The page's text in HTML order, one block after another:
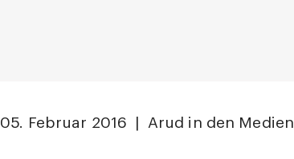
05. Februar 2016 | Arud in den Medien